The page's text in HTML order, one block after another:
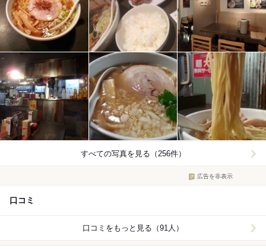
すべての写真を見る（256件）
広告を非表示
口コミ
口コミをもっと見る（91人）